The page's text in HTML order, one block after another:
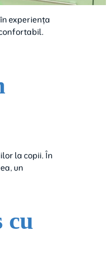
experiența
la copii. În
un
cu